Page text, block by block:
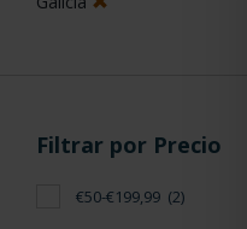
Filtrar por Precio
€50-€199,99 (2)